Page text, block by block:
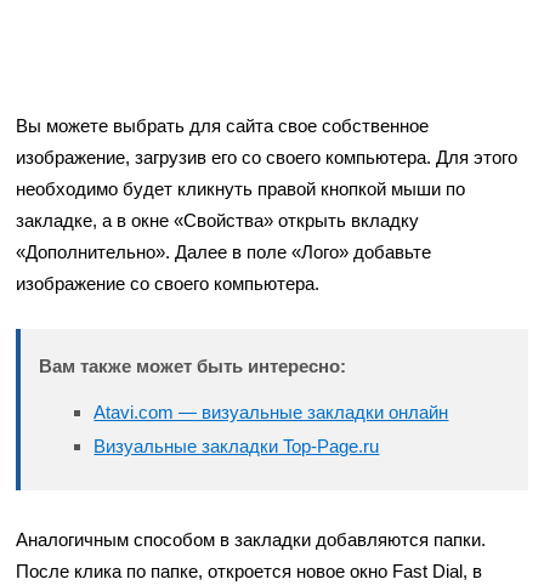
Вы можете выбрать для сайта свое собственное
изображение, загрузив его со своего компьютера. Для этого
необходимо будет кликнуть правой кнопкой мыши по
закладке, а в окне «Свойства» открыть вкладку
«Дополнительно». Далее в поле «Лого» добавьте
изображение со своего компьютера.
Вам также может быть интересно:
Atavi.com — визуальные закладки онлайн
Визуальные закладки Top-Page.ru
Аналогичным способом в закладки добавляются папки.
После клика по папке, откроется новое окно Fast Dial, в